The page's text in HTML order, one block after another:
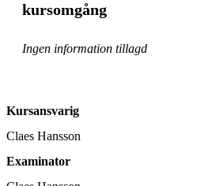
kursomgång
Ingen information tillagd
Kursansvarig
Claes Hansson
Examinator